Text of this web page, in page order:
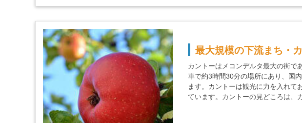
最大規模の下流まち・
カントーはメコンデルタ最大の街で
車で約3時間30分の場所にあり、国
ます。カントーは観光に力を入れて
ています。カントーの見どころは、